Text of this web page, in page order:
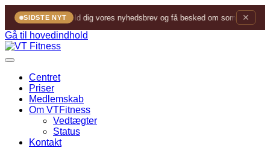
SIDSTE NYTTilmeld dig vores nyhedsbrev og få besked om ✕
Gå til hovedindhold
Centret
Priser
Medlemskab
Om VTFitness
Vedtægter
Status
Kontakt